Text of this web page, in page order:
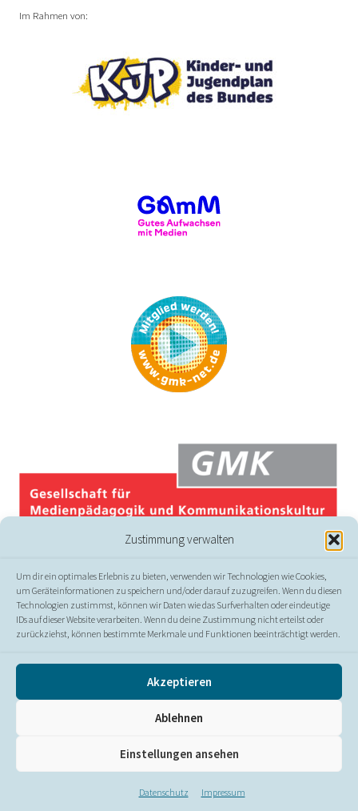
Zustimmung verwalten
Um dir ein optimales Erlebnis zu bieten, verwenden wir Technologien wie Cookies,
um Geräteinformationen zu speichern und/oder darauf zuzugreifen. Wenn du diesen
Technologien zustimmst, können wir Daten wie das Surfverhalten oder eindeutige
IDs auf dieser Website verarbeiten. Wenn du deine Zustimmung nicht erteilst oder
zurückziehst, können bestimmte Merkmale und Funktionen beeinträchtigt werden.
Akzeptieren
Ablehnen
Einstellungen ansehen
Datenschutz Impressum
Im Rahmen von:
Presse//Kontakt//Impressum//Datenschutz//
Erklärung zur Barrierefreiheit